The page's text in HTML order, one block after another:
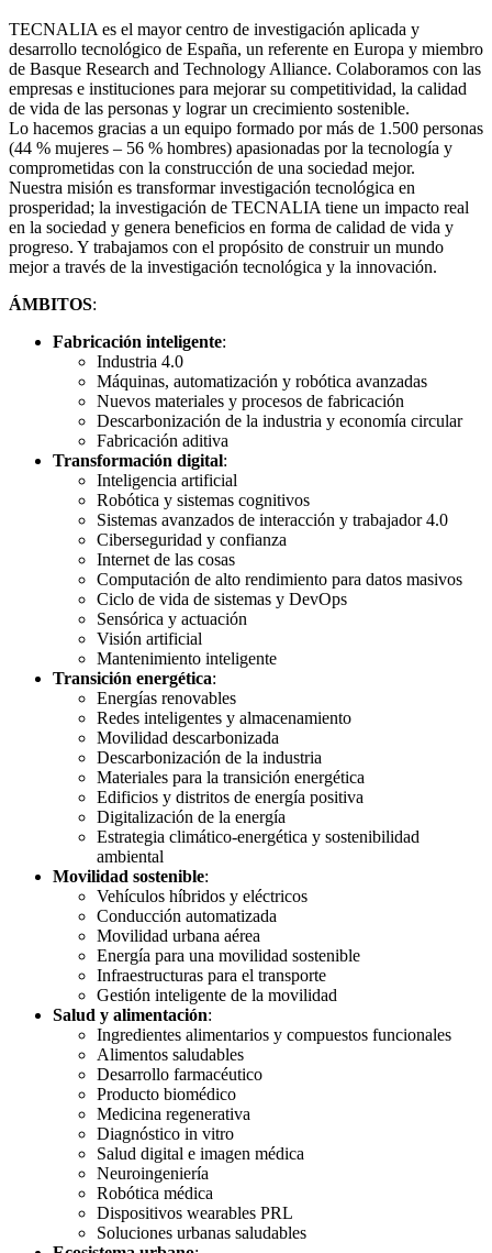
TECNALIA es el mayor centro de investigación aplicada y
desarrollo tecnológico de España, un referente en Europa y miembro
de Basque Research and Technology Alliance. Colaboramos con las
empresas e instituciones para mejorar su competitividad, la calidad
de vida de las personas y lograr un crecimiento sostenible.
Lo hacemos gracias a un equipo formado por más de 1.500 personas
(44 % mujeres – 56 % hombres) apasionadas por la tecnología y
comprometidas con la construcción de una sociedad mejor.
Nuestra misión es transformar investigación tecnológica en
prosperidad; la investigación de TECNALIA tiene un impacto real
en la sociedad y genera beneficios en forma de calidad de vida y
progreso. Y trabajamos con el propósito de construir un mundo
mejor a través de la investigación tecnológica y la innovación.
ÁMBITOS:
Fabricación inteligente:
Industria 4.0
Máquinas, automatización y robótica avanzadas
Nuevos materiales y procesos de fabricación
Descarbonización de la industria y economía circular
Fabricación aditiva
Transformación digital:
Inteligencia artificial
Robótica y sistemas cognitivos
Sistemas avanzados de interacción y trabajador 4.0
Ciberseguridad y confianza
Internet de las cosas
Computación de alto rendimiento para datos masivos
Ciclo de vida de sistemas y DevOps
Sensórica y actuación
Visión artificial
Mantenimiento inteligente
Transición energética:
Energías renovables
Redes inteligentes y almacenamiento
Movilidad descarbonizada
Descarbonización de la industria
Materiales para la transición energética
Edificios y distritos de energía positiva
Digitalización de la energía
Estrategia climático-energética y sostenibilidad
ambiental
Movilidad sostenible:
Vehículos híbridos y eléctricos
Conducción automatizada
Movilidad urbana aérea
Energía para una movilidad sostenible
Infraestructuras para el transporte
Gestión inteligente de la movilidad
Salud y alimentación:
Ingredientes alimentarios y compuestos funcionales
Alimentos saludables
Desarrollo farmacéutico
Producto biomédico
Medicina regenerativa
Diagnóstico in vitro
Salud digital e imagen médica
Neuroingeniería
Robótica médica
Dispositivos wearables PRL
Soluciones urbanas saludables